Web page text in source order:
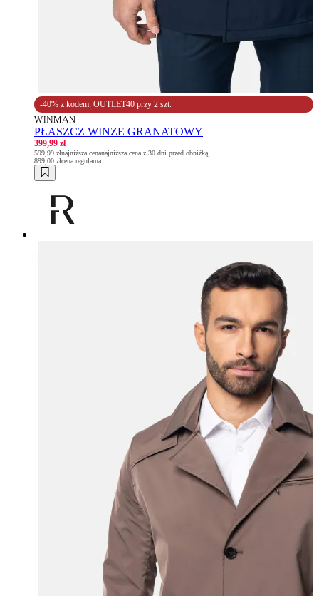
-40% z kodem: OUTLET40 przy 2 szt.
PŁASZCZ WINZE GRANATOWY
399,99 zł
najniższa cena z 30 dni przed obniżką
najniższa cena
599,99 zł
cena regularna
899,00 zł